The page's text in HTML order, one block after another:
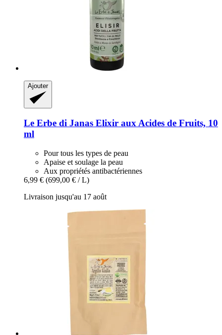
Ajouter
Le Erbe di Janas Elixir aux Acides de Fruits, 10
ml
Pour tous les types de peau
Apaise et soulage la peau
Aux propriétés antibactériennes
6,99 € (699,00 € / L)
Livraison jusqu'au 17 août